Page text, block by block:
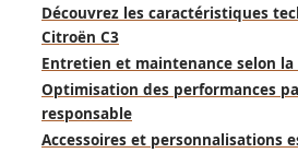
Découvrez les caractéristiques
Citroën C3
Entretien et maintenance selon
Optimisation des performances
responsable
Accessoires et personnalisations